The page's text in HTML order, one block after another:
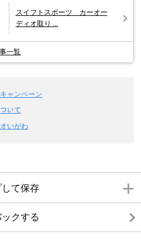
スイフトスポーツ カーオー
ディオ取り ...
一覧
ャンペーン
いて
いがわ
て保存
クする